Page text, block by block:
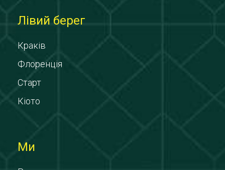
Лівий берег
Краків
Флоренція
Старт
Кіото
Ми